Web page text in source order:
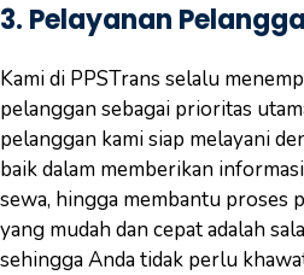
3. Pelayanan
Kami di PPSTrans selalu
pelanggan sebagai prioritas
pelanggan kami siap melayani
baik dalam memberikan
sewa, hingga membantu proses
yang mudah dan cepat adalah
sehingga Anda tidak perlu